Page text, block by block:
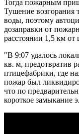
Тогда пожарным
Тушение возгорания
воды, поэтому
дозаправки от
расстоянии 1,5 км от
"В 9:07 удалось
кв. м, предотвратив
птицефабрики, где
пожар был
что по
короткое замыкание